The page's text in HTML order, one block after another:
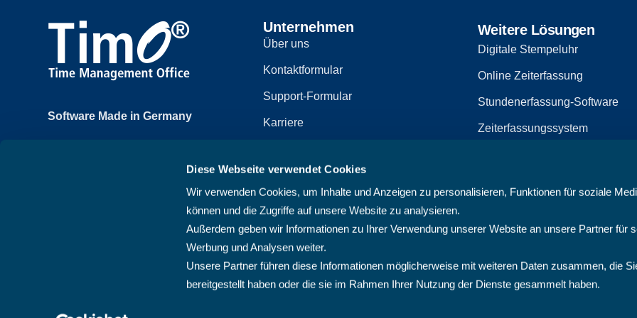
Diese Webseite verwendet Cookies
Wir verwenden Cookies, um Inhalte und Anzeigen zu personalisieren, Funktionen für soziale
können und die Zugriffe auf unsere Website zu analysieren.
Außerdem geben wir Informationen zu Ihrer Verwendung unserer Website an unsere Partner für
Werbung und Analysen weiter.
Unsere Partner führen diese Informationen möglicherweise mit weiteren Daten zusammen, die
bereitgestellt haben oder die sie im Rahmen Ihrer Nutzung der Dienste gesammelt haben.
Software Made in Germany
61250 Usingen, Deutschland
+49 6081 58600
Unternehmen
Über uns
Kontaktformular
Support-Formular
Karriere
Datenschutzerklärung
Sitemap
AGB
Weitere Lösungen
Digitale Stempeluhr
Online Zeiterfassung
Stundenerfassung-Software
Zeiterfassungssystem
PMO-Software
Cloud Projektmanagement-
Projektplanungssoftware